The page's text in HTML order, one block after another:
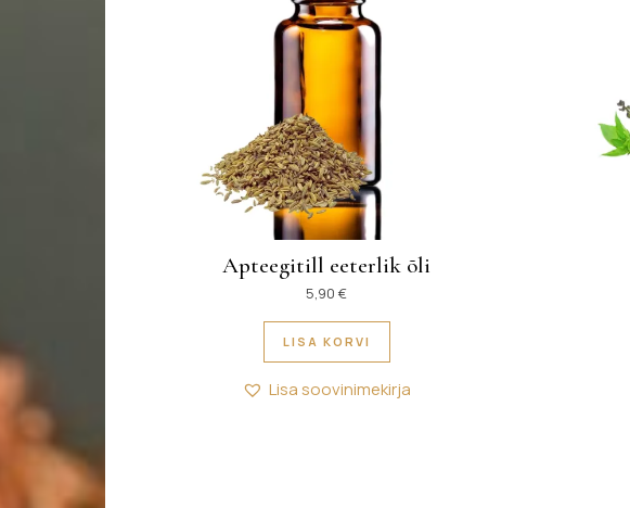
Apteegitill eeterlik õli
5,90€
LISA KORVI
Lisa soovinimekirja